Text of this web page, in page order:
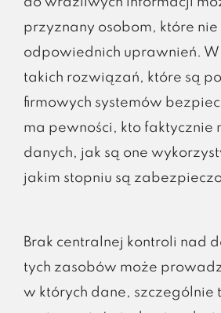
przyznany osobom, które
odpowiednich uprawnień.
takich rozwiązań, które są
firmowych systemów
ma pewności, kto faktycznie
danych, jak są one
jakim stopniu są
Brak centralnej kontroli nad
tych zasobów może
w których dane, szczególnie